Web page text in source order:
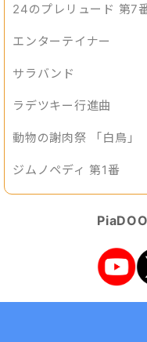
24のプレリュード 第7
エンターテイナー
サラバンド
ラデツキー行進曲
動物の謝肉祭 「白鳥」
ジムノペディ 第1番